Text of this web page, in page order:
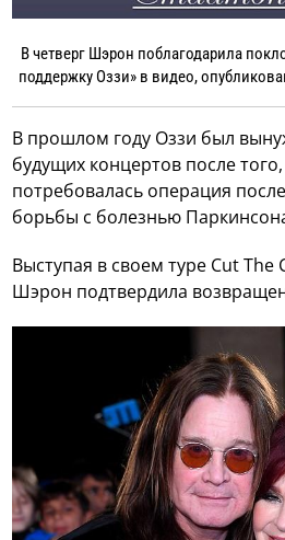
В четверг Шэрон поблагодарила
поддержку Оззи» в видео,
В прошлом году Оззи был
будущих концертов после
потребовалась операция
борьбы с болезнью
Выступая в своем туре Cut The
Шэрон подтвердила